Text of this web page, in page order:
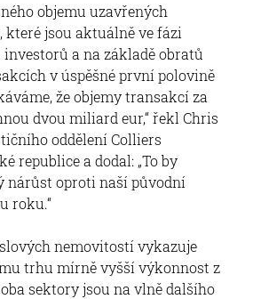
objemu uzavřených
které jsou aktuálně ve fázi
a na základě obratů
v úspěšné první polovině
že objemy transakcí za
dvou miliard eur,“ řekl Chris
oddělení Colliers
republice a dodal: „To by
nárůst oproti naší původní
roku.“
nemovitostí vykazuje
trhu mírně vyšší výkonnost z
sektory jsou na vlně dalšího